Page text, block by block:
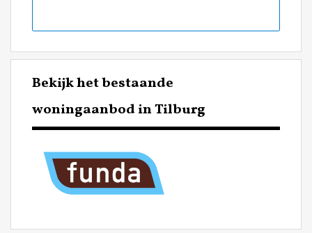
Bekijk het bestaande
woningaanbod in Tilburg